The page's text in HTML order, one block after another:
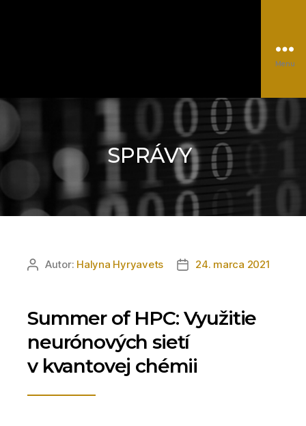
Menu
Kategórie
AutorAutor: Halyna Hyryavets
Dátum
24. marca 2021
Summer of HPC: Využitie
neurónových sietí
v kvantovej chémii